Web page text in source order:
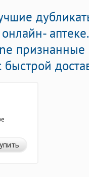
признанные